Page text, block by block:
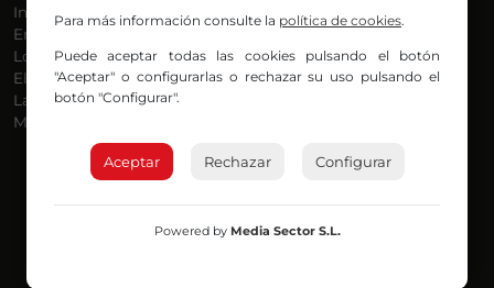
Informativos
En Ruta
Locos por la Música
El Supermadrugador
La Mañana de Radio Nervión
Más Madrugada
Eva Argote
Endika
Iker
Iñigo
Joseba
Mar y Cielo
Miguel Ángel
Para más información consulte la política de cookies.
Puede aceptar todas las cookies pulsando el botón
"Aceptar" o configurarlas o rechazar su uso pulsando el
botón "Configurar".
Aceptar Rechazar Configurar
Powered by Media Sector S.L.